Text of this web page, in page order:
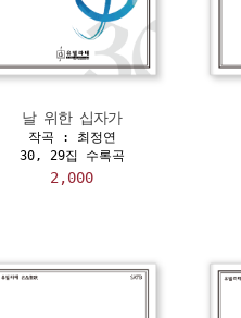
날 위한 십자가
작곡 : 최정연
30, 29집 수록곡
2,000